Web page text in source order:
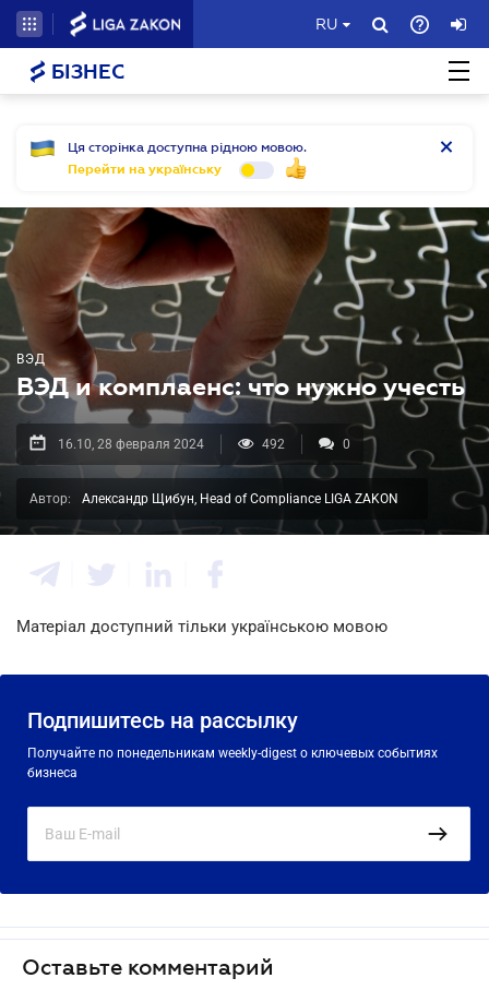
RU
БІЗНЕС
Ця сторінка доступна рідною мовою.
Перейти на українську
ВЭД
ВЭД и комплаенс: что нужно учесть
16.10, 28 февраля 2024 492 0
Автор: Александр Щибун, Head of Compliance LIGA ZAKON
Матеріал доступний тільки українською мовою
Подпишитесь на рассылку
Получайте по понедельникам weekly-digest о ключевых событиях
бизнеса
Оставьте комментарий